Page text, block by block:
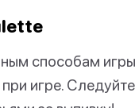
способам игры
игре.